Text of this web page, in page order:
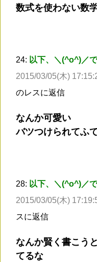
数式を使わない数
24: 以下、＼(^o^)／
2015/03/05(木)
のレスに返信
なんか可愛い
バツつけられてふ
28: 以下、＼(^o^)／
2015/03/05(木)
スに返信
なんか賢く書こう
てるな